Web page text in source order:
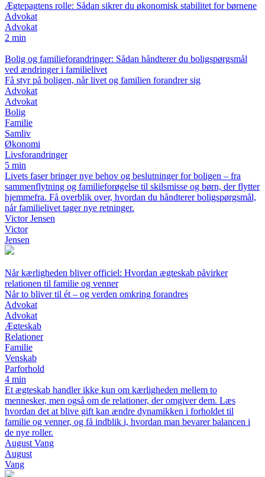
Ægtepagtens rolle: Sådan sikrer du økonomisk stabilitet for børnene
Advokat
Advokat
2 min
Bolig og familieforandringer: Sådan håndterer du boligspørgsmål
ved ændringer i familielivet
Få styr på boligen, når livet og familien forandrer sig
Advokat
Advokat
Bolig
Familie
Samliv
Økonomi
Livsforandringer
5 min
Livets faser bringer nye behov og beslutninger for boligen – fra
sammenflytning og familieforøgelse til skilsmisse og børn, der flytter
hjemmefra. Få overblik over, hvordan du håndterer boligspørgsmål,
når familielivet tager nye retninger.
Victor Jensen
Victor
Jensen
Når kærligheden bliver officiel: Hvordan ægteskab påvirker
relationen til familie og venner
Når to bliver til ét – og verden omkring forandres
Advokat
Advokat
Ægteskab
Relationer
Familie
Venskab
Parforhold
4 min
Et ægteskab handler ikke kun om kærligheden mellem to
mennesker, men også om de relationer, der omgiver dem. Læs
hvordan det at blive gift kan ændre dynamikken i forholdet til
familie og venner, og få indblik i, hvordan man bevarer balancen i
de nye roller.
August Vang
August
Vang